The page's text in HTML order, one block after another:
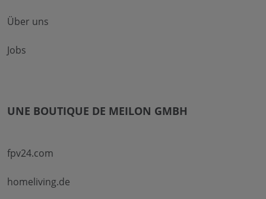
Über uns
Jobs
UNE BOUTIQUE DE MEILON GMBH
fpv24.com
homeliving.de